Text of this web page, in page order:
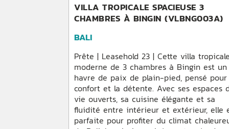
VILLA TROPICALE SPACIEUSE 3
CHAMBRES À BINGIN (VLBNG003A)
BALI
Prête | Leasehold 23 | Cette villa
moderne de 3 chambres à Bingin est un
havre de paix de plain-pied, pensé
confort et la détente. Avec ses espaces
vie ouverts, sa cuisine élégante et sa
fluidité entre intérieur et extérieur, elle
parfaite pour profiter du climat